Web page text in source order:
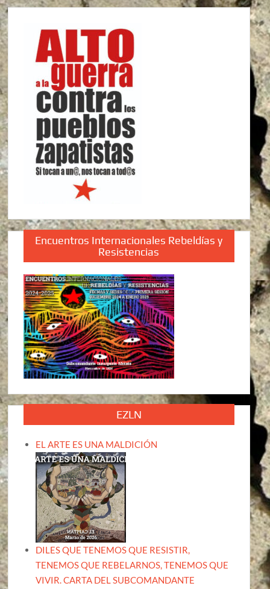
Encuentros Internacionales Rebeldías y
Resistencias
EZLN
EL ARTE ES UNA MALDICIÓN
DILES QUE TENEMOS QUE RESISTIR,
TENEMOS QUE REBELARNOS, TENEMOS QUE
VIVIR. CARTA DEL SUBCOMANDANTE